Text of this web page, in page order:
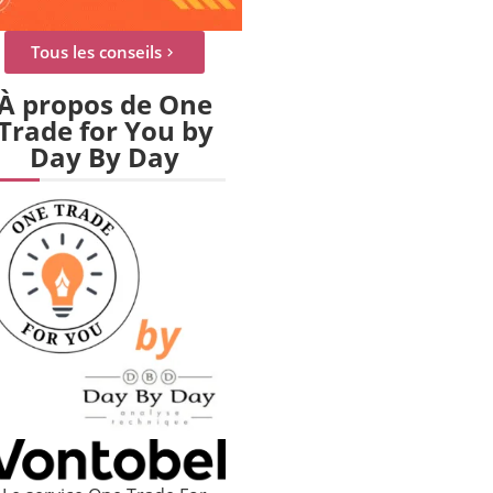
Tous les conseils
propos de One
for You by
Day By Day